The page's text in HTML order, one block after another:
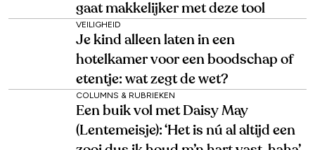
gaat makkelijker met deze tool
VEILIGHEID
Je kind alleen laten in een
hotelkamer voor een boodschap of
etentje: wat zegt de wet?
COLUMNS & RUBRIEKEN
Een buik vol met Daisy May
(Lentemeisje): ‘Het is nú al altijd een